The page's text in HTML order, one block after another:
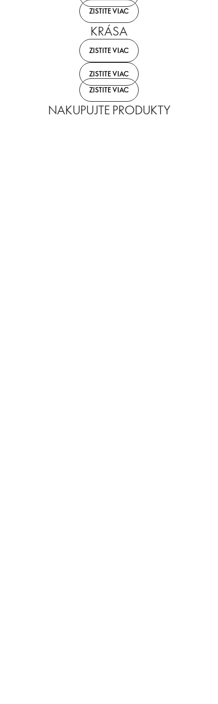
ZISTITE VIAC
KRÁSA
ZISTITE VIAC
ZISTITE VIAC
ZISTITE VIAC
NAKUPUJTE PRODUKTY